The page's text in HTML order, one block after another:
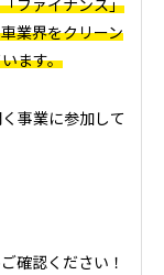
ファイナンス」
業界をクリーン
ます。
事業に参加して
確認ください！